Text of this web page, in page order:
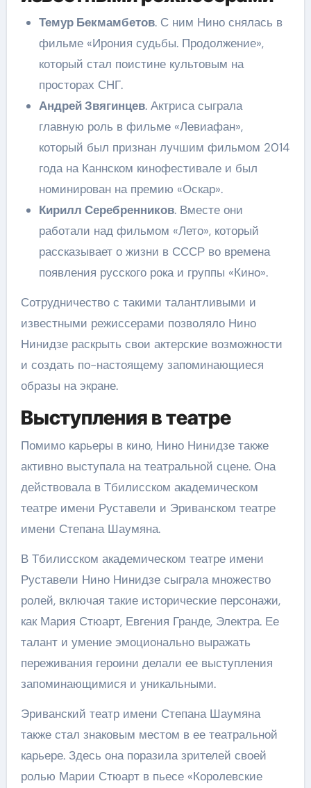
Темур Бекмамбетов. С ним Нино снялась в
фильме «Ирония судьбы. Продолжение»,
который стал поистине культовым на
просторах СНГ.
Андрей Звягинцев. Актриса сыграла
главную роль в фильме «Левиафан»,
который был признан лучшим фильмом 2014
года на Каннском кинофестивале и был
номинирован на премию «Оскар».
Кирилл Серебренников. Вместе они
работали над фильмом «Лето», который
рассказывает о жизни в СССР во времена
появления русского рока и группы «Кино».
Сотрудничество с такими талантливыми и
известными режиссерами позволяло Нино
Нинидзе раскрыть свои актерские возможности
и создать по-настоящему запоминающиеся
образы на экране.
Выступления в театре
Помимо карьеры в кино, Нино Нинидзе также
активно выступала на театральной сцене. Она
действовала в Тбилисском академическом
театре имени Руставели и Эриванском театре
имени Степана Шаумяна.
В Тбилисском академическом театре имени
Руставели Нино Нинидзе сыграла множество
ролей, включая такие исторические персонажи,
как Мария Стюарт, Евгения Гранде, Электра. Ее
талант и умение эмоционально выражать
переживания героини делали ее выступления
запоминающимися и уникальными.
Эриванский театр имени Степана Шаумяна
также стал знаковым местом в ее театральной
карьере. Здесь она поразила зрителей своей
ролью Марии Стюарт в пьесе «Королевские